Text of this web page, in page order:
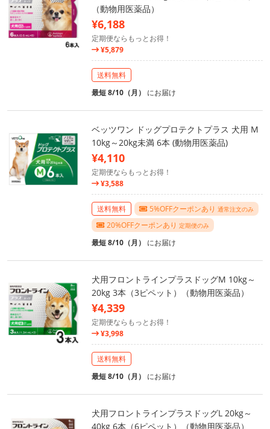
（動物用医薬品）
¥6,188
定期便ならもっとお得！
¥5,879
送料無料
最短 8/10（月） にお届け
ベッツワン ドッグプロテクトプラス 犬用 M
10kg～20kg未満 6本 (動物用医薬品)
¥4,110
定期便ならもっとお得！
¥3,588
送料無料 5%OFFクーポンあり 通常注文のみ
20%OFFクーポンあり 定期便のみ
最短 8/10（月） にお届け
犬用フロントラインプラスドッグM 10kg～
20kg 3本（3ピペット）（動物用医薬品）
¥4,339
定期便ならもっとお得！
¥3,998
送料無料
最短 8/10（月） にお届け
犬用フロントラインプラスドッグL 20kg～
40kg 6本（6ピペット）（動物用医薬品）